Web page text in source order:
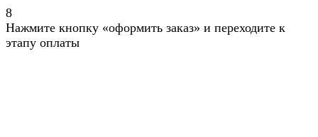
8
Нажмите кнопку «оформить заказ» и переходите к
этапу оплаты